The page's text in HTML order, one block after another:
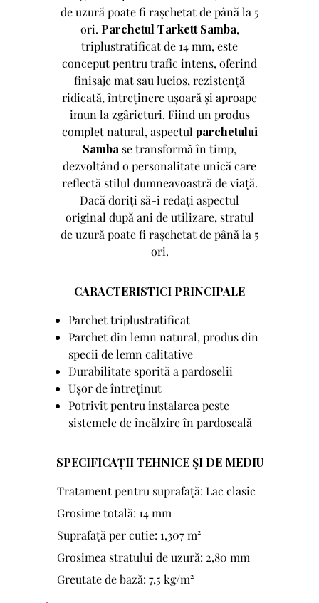
de uzură poate fi rașchetat de până la 5
ori. Parchetul Tarkett Samba,
triplustratificat de 14 mm, este
conceput pentru trafic intens, oferind
finisaje mat sau lucios, rezistență
ridicată, întreținere ușoară și aproape
imun la zgârieturi. Fiind un produs
complet natural, aspectul parchetului
Samba se transformă în timp,
dezvoltând o personalitate unică care
reflectă stilul dumneavoastră de viață.
Dacă doriți să-i redați aspectul
original după ani de utilizare, stratul
de uzură poate fi rașchetat de până la 5
ori.
CARACTERISTICI PRINCIPALE
Parchet triplustratificat
Parchet din lemn natural, produs din
specii de lemn calitative
Durabilitate sporită a pardoselii
Ușor de întreținut
Potrivit pentru instalarea peste
sistemele de încălzire în pardoseală
SPECIFICAȚII TEHNICE ȘI DE MEDIU
Tratament pentru suprafață: Lac clasic
Grosime totală: 14 mm
Suprafață per cutie: 1,307 m²
Grosimea stratului de uzură: 2,80 mm
Greutate de bază: 7,5 kg/m²